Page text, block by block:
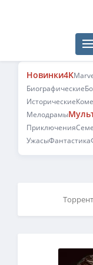
Новинки4K
Биографические
Исторические
Мелодрамы
Приключения
УжасыФантастика